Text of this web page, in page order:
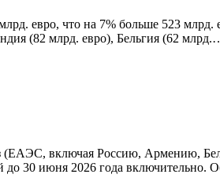
евро, что на 7% больше 523 млрд.
(82 млрд. евро), Бельгия (62
включая Россию, Армению,
до 30 июня 2026 года включительно.